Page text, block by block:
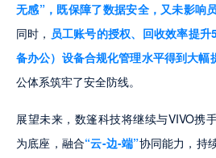
无感”，既保障了数据安全，又未影响
同时， 员工账号的授权、回收效率提
备办公）设备合规化管理水平得到大幅
公体系筑牢了安全防线。
展望未来，数篷科技将继续与VIVO携
为底座，融合“云-边-端”协同能力，持